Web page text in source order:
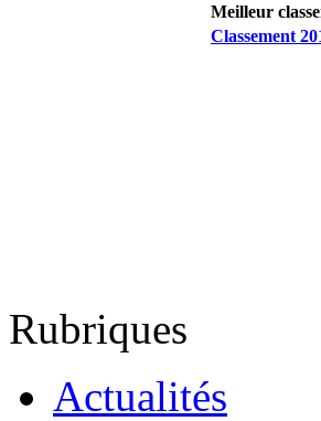
Meilleur
Classement
Rubriques
Actualités